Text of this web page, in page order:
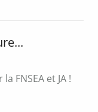
FNSEA et JA !